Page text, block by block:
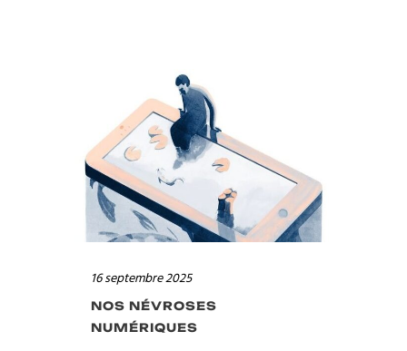
16 septembre 2025
NOS NÉVROSES
NUMÉRIQUES